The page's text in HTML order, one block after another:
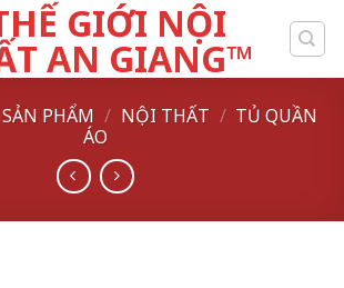
SẢN PHẨM / NỘI THẤT / TỦ QUẦN
ÁO